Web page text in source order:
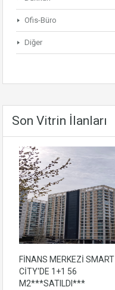
Ofis-Büro
Diğer
Son Vitrin İlanları
FİNANS MERKEZİ SMART
CİTY'DE 1+1 56
M2***SATILDI***